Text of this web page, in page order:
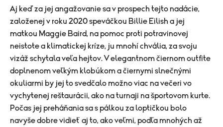
Aj keď za jej angažovanie sa v prospech tejto nadácie,
založenej v roku 2020 speváčkou Billie Eilish a jej
matkou Maggie Baird, na pomoc proti potravinovej
neistote a klimatickej kríze, ju mnohí chvália, za svoju
vizáž schytala veľa hejtov. V elegantnom čiernom outfite
doplnenom veľkým klobúkom a čiernymi slnečnými
okuliarmi by jej to svedčalo možno viac na večeri vo
vychytenej reštaurácii, ako na turnaji na športovom kurte.
Počas jej preháňania sa s pálkou za loptičkou bolo
navyše dobre vidieť aj to, ako veľmi, podľa mnohých až